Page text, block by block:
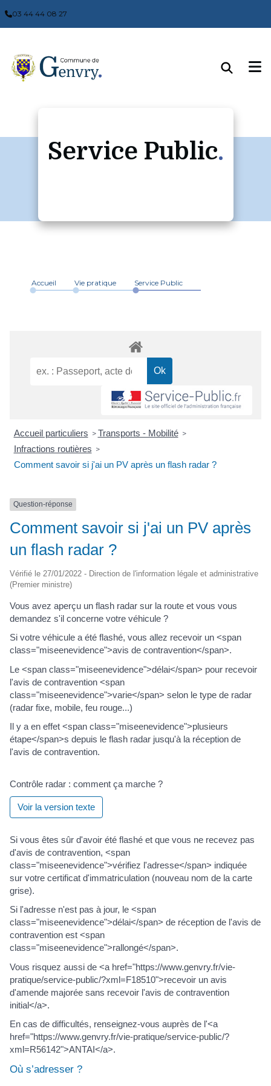
03 44 44 08 27
Service Public
Accueil Vie pratique Service Public
Accueil particuliers > Transports - Mobilité >
Infractions routières >
Comment savoir si j'ai un PV après un flash radar ?
Question-réponse
Comment savoir si j'ai un PV après
un flash radar ?
Vérifié le 27/01/2022 - Direction de l'information légale et administrative
(Premier ministre)
Vous avez aperçu un flash radar sur la route et vous vous
demandez s'il concerne votre véhicule ?
Si votre véhicule a été flashé, vous allez recevoir un <span
class="miseenevidence">avis de contravention</span>.
Le <span class="miseenevidence">délai</span> pour recevoir
l'avis de contravention <span
class="miseenevidence">varie</span> selon le type de radar
(radar fixe, mobile, feu rouge...)
Il y a en effet <span class="miseenevidence">plusieurs
étape</span>s depuis le flash radar jusqu'à la réception de
l'avis de contravention.
Contrôle radar : comment ça marche ?
Voir la version texte
Si vous êtes sûr d'avoir été flashé et que vous ne recevez pas
d'avis de contravention, <span
class="miseenevidence">vérifiez l'adresse</span> indiquée
sur votre certificat d'immatriculation (nouveau nom de la carte
grise).
Si l'adresse n'est pas à jour, le <span
class="miseenevidence">délai</span> de réception de l'avis de
contravention est <span
class="miseenevidence">rallongé</span>.
Vous risquez aussi de <a href="https://www.genvry.fr/vie-
pratique/service-public/?xml=F18510">recevoir un avis
d'amende majorée sans recevoir l'avis de contravention
initial</a>.
En cas de difficultés, renseignez-vous auprès de l'<a
href="https://www.genvry.fr/vie-pratique/service-public/?
xml=R56142">ANTAI</a>.
Où s’adresser ?
Panneau de gestion des cookies